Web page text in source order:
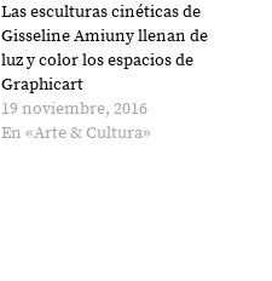
Las esculturas cinéticas de
Gisseline Amiuny llenan de
luz y color los espacios de
Graphicart
19 noviembre, 2016
En «Arte & Cultura»